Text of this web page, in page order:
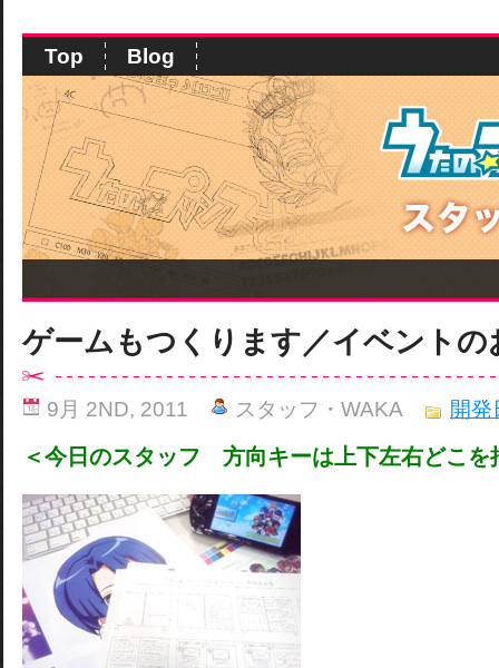
Top Blog
ゲームもつくります／イベントの
9月 2ND, 2011 スタッフ・WAKA 開発
＜今日のスタッフ 方向キーは上下左右どこ